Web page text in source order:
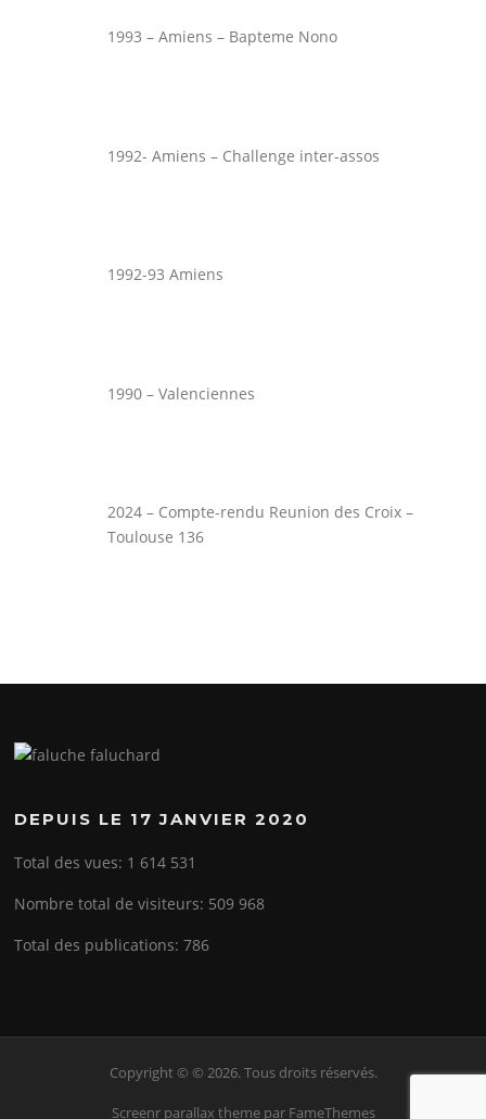
1993 – Amiens – Bapteme Nono
1992- Amiens – Challenge inter-assos
1992-93 Amiens
1990 – Valenciennes
2024 – Compte-rendu Reunion des Croix –
Toulouse 136
DEPUIS LE 17 JANVIER 2020
Total des vues: 1 614 531
Nombre total de visiteurs: 509 968
Total des publications:786
Copyright © © 2026. Tous droits réservés.
Screenr parallax themepar FameThemes